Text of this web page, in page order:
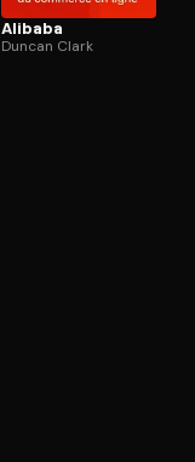
Alibaba
Duncan Clark